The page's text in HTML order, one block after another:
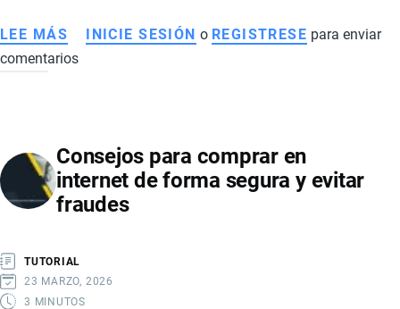
LEE MÁS SOBRE
ESTRATEGIAS
EN
EMPRESAS
DE
EXPORTACIÓN
INICIE SESIÓN o REGISTRESE para enviar
comentarios
Consejos para comprar en
internet de forma segura y evitar
fraudes
TUTORIAL
23 MARZO, 2026
3 MINUTOS